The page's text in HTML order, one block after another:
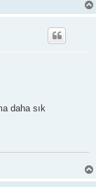
daha sık